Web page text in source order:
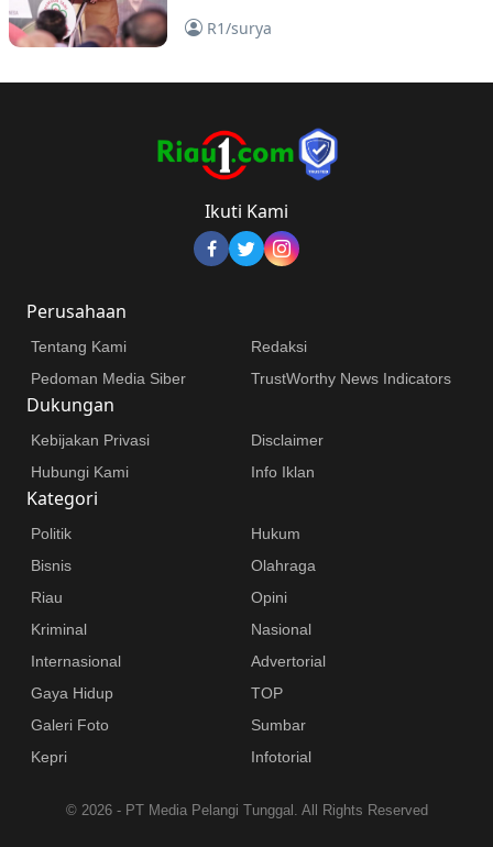
R1/surya
Ikuti Kami
Perusahaan
Tentang Kami
Redaksi
Pedoman Media Siber
TrustWorthy News Indicators
Dukungan
Kebijakan Privasi
Disclaimer
Hubungi Kami
Info Iklan
Kategori
Politik
Hukum
Bisnis
Olahraga
Riau
Opini
Kriminal
Nasional
Internasional
Advertorial
Gaya Hidup
TOP
Galeri Foto
Sumbar
Kepri
Infotorial
© 2026 - PT Media Pelangi Tunggal. All Rights Reserved